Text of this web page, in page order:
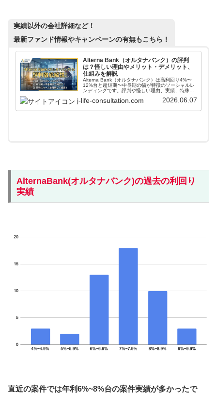
実績以外の会社詳細など！
最新ファンド情報やキャンペーンの有無もこちら！
Alterna Bank（オルタナバンク）の評判
は？怪しい理由やメリット・デメリット、
仕組みを解説
Alterna Bank（オルタナバンク）は高利回り4%〜
12%台と超短期〜中長期の幅が特徴のソーシャルレ
ンディングです。評判や怪しい理由、実績、特殊ス
解説します。
j-life-consultation.com 2026.06.07
AlternaBank(オルタナバンク)の過去の利回り
実績
直近の案件では年利6%~8%台の案件実績が多かったで